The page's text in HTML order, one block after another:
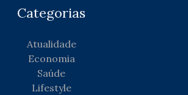
Categorias
Atualidade
Economia
Saúde
Lifestyle